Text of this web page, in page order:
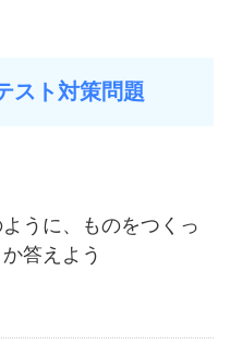
スト対策問題
うに、ものをつくっ
答えよう